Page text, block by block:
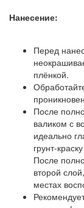
Нанесение:
Перед
плёнкой.
После
валиком с
идеально
грунт-
После
второй
местах